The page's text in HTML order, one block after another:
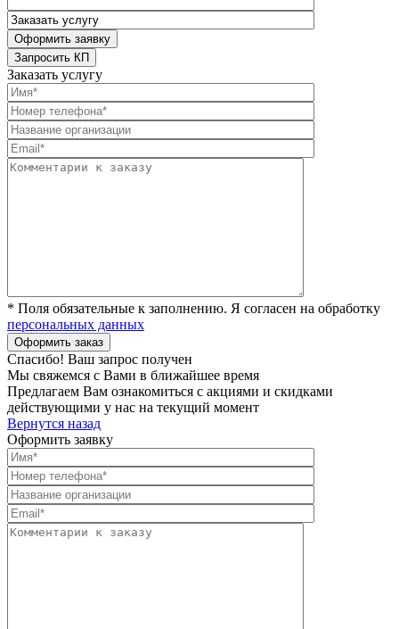
Заказать услугу
* Поля обязательные к заполнению. Я согласен на обработку
персональных данных
Спасибо! Ваш запрос получен
Мы свяжемся с Вами в ближайшее время
Предлагаем Вам ознакомиться с акциями и скидками
действующими у нас на текущий момент
Вернутся назад
Оформить заявку